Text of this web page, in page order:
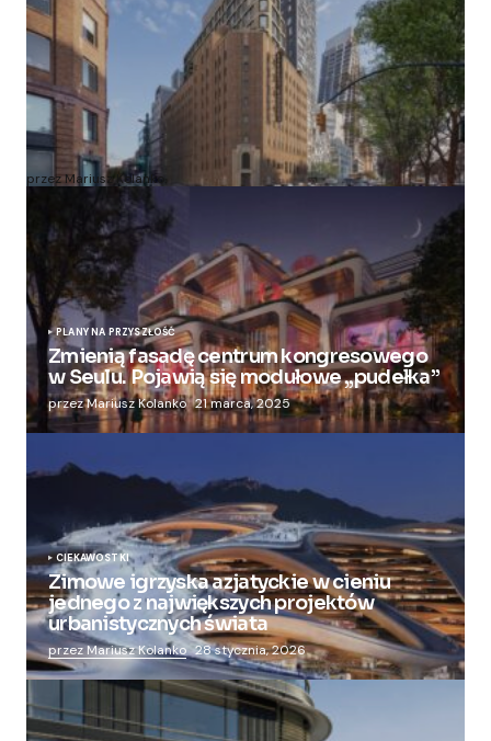
Zmieniają więzienie dla kobiet w nowoczesny
apartamentowiec
przez Mariusz Kolanko 20 lipca, 2024
PLANY NA PRZYSZŁOŚĆ
Zmienią fasadę centrum kongresowego
w Seulu. Pojawią się modułowe „pudełka”
przez Mariusz Kolanko 21 marca, 2025
CIEKAWOSTKI
Zimowe igrzyska azjatyckie w cieniu
jednego z największych projektów
urbanistycznych świata
przez Mariusz Kolanko 28 stycznia, 2026